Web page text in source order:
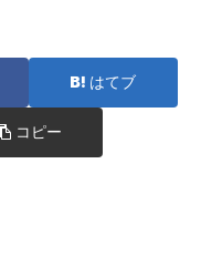
はてブ
コピー